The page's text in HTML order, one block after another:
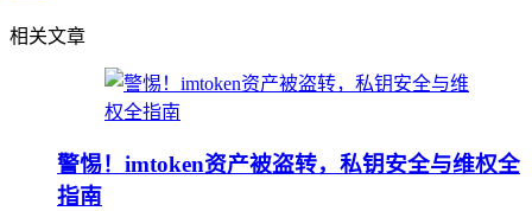
相关文章
警惕！imtoken资产被盗转，私钥安全与维权全
指南